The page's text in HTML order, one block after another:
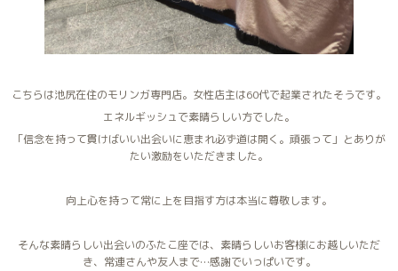
こちらは池尻在住のモリンガ専門店。女性店主は60代で起業されたそうです。
エネルギッシュで素晴らしい方でした。
「信念を持って貫けばいい出会いに恵まれ必ず道は開く。頑張って」とありが
たい激励をいただきました。
向上心を持って常に上を目指す方は本当に尊敬します。
そんな素晴らしい出会いのふたこ座では、素晴らしいお客様にお越しいただ
き、常連さんや友人まで…感謝でいっぱいです。